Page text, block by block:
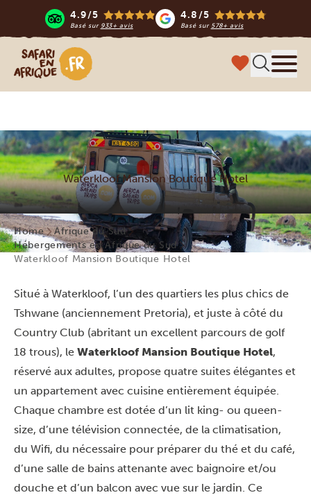
4.9/5
Basé sur 933+ avis
4.8/5
Basé sur 578+ avis
Safari en Afrique
Waterkloof Mansion Boutique Hotel
Home
Afrique du Sud
Hébergements en Afrique du Sud
Waterkloof Mansion Boutique Hotel
Situé à Waterkloof, l’un des quartiers les plus chics de
Tshwane (anciennement Pretoria), et juste à côté du
Country Club (abritant un excellent parcours de golf
18 trous), le Waterkloof Mansion Boutique Hotel,
réservé aux adultes, propose quatre suites élégantes et
un appartement avec cuisine entièrement équipée.
Chaque chambre est dotée d’un lit king- ou queen-
size, d’une télévision connectée, de la climatisation,
du Wifi, du nécessaire pour préparer du thé et du café,
d’une salle de bains attenante avec baignoire et/ou
douche et d’un balcon avec vue sur le jardin. Ce